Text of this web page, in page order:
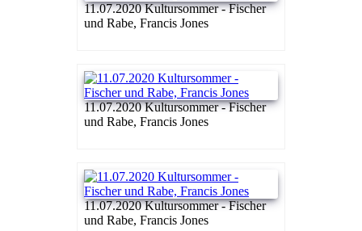
11.07.2020 Kultursommer - Fischer
und Rabe, Francis Jones
11.07.2020 Kultursommer - Fischer
und Rabe, Francis Jones
11.07.2020 Kultursommer - Fischer
und Rabe, Francis Jones